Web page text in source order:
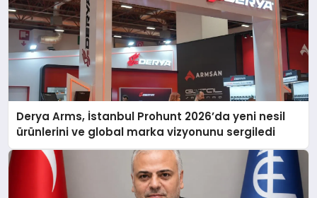
Derya Arms, İstanbul Prohunt 2026’da yeni nesil
ürünlerini ve global marka vizyonunu sergiledi